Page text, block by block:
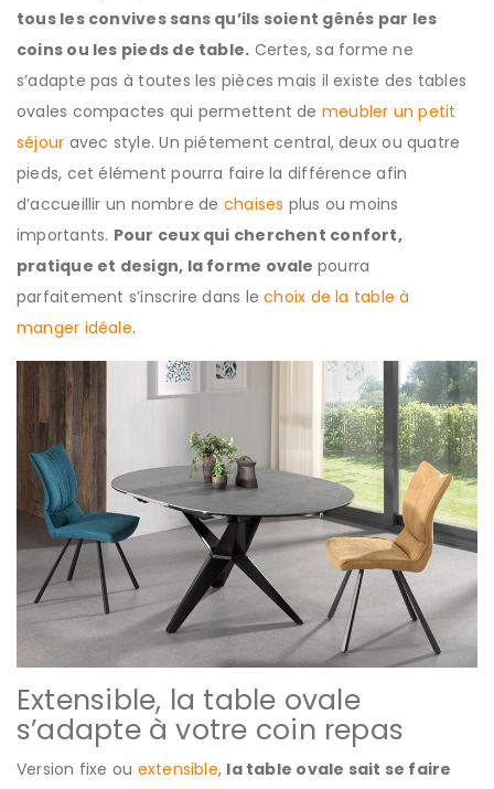
tous les convives sans qu’ils soient gênés par les
coins ou les pieds de table. Certes, sa forme ne
s’adapte pas à toutes les pièces mais il existe des tables
ovales compactes qui permettent de meubler un petit
séjour avec style. Un piétement central, deux ou quatre
pieds, cet élément pourra faire la différence afin
d’accueillir un nombre de chaises plus ou moins
importants. Pour ceux qui cherchent confort,
pratique et design, la forme ovale pourra
parfaitement s’inscrire dans lechoix de la table à
manger idéale.
Extensible, la table ovale
s’adapte à votre coin repas
Version fixe ou extensible, la table ovale sait se faire